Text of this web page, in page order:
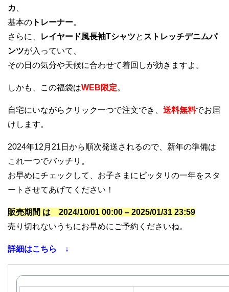
カ
基本の トレーナー。
さらに、
レイヤード風長袖Tシャツと ストレッチデニムパ
ンツが入っていて、
その日の気分や天候に合わせて着回しが効きますよ。
しかも、この福袋はWEB限定。
自宅にいながらクリック一つで注文でき、 送料無料でお届
けします。
2024年12月21日から順次発送されるので、新年の準備は
これ一つでバッチリ。
お早めにチェックして、お子さまにピッタリの一年をスタ
ートさせてあげてください！
販売期間 は 2024/10/01 00:00 – 2025/01/31 23:59
売り切れないうちにお早めにご予約くださいね。
詳細はこちら ↓